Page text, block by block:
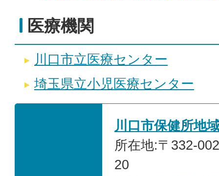
医療機関
川口市立医療センター
埼玉県立小児医療センター
川口市保健所地
所在地:〒332-
20